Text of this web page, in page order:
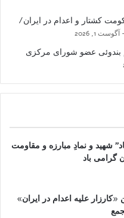
کشتار و اعدام در ایران/
آگوست 1, 2026
بندوئی عضو شورای مرکزی
شهید و نمادِ مبارزه و مقاومت
گرامی باد
علیه اعدام در ایران»